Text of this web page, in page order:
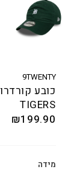
9TWENTY
TIGERS
₪199.90
מידה